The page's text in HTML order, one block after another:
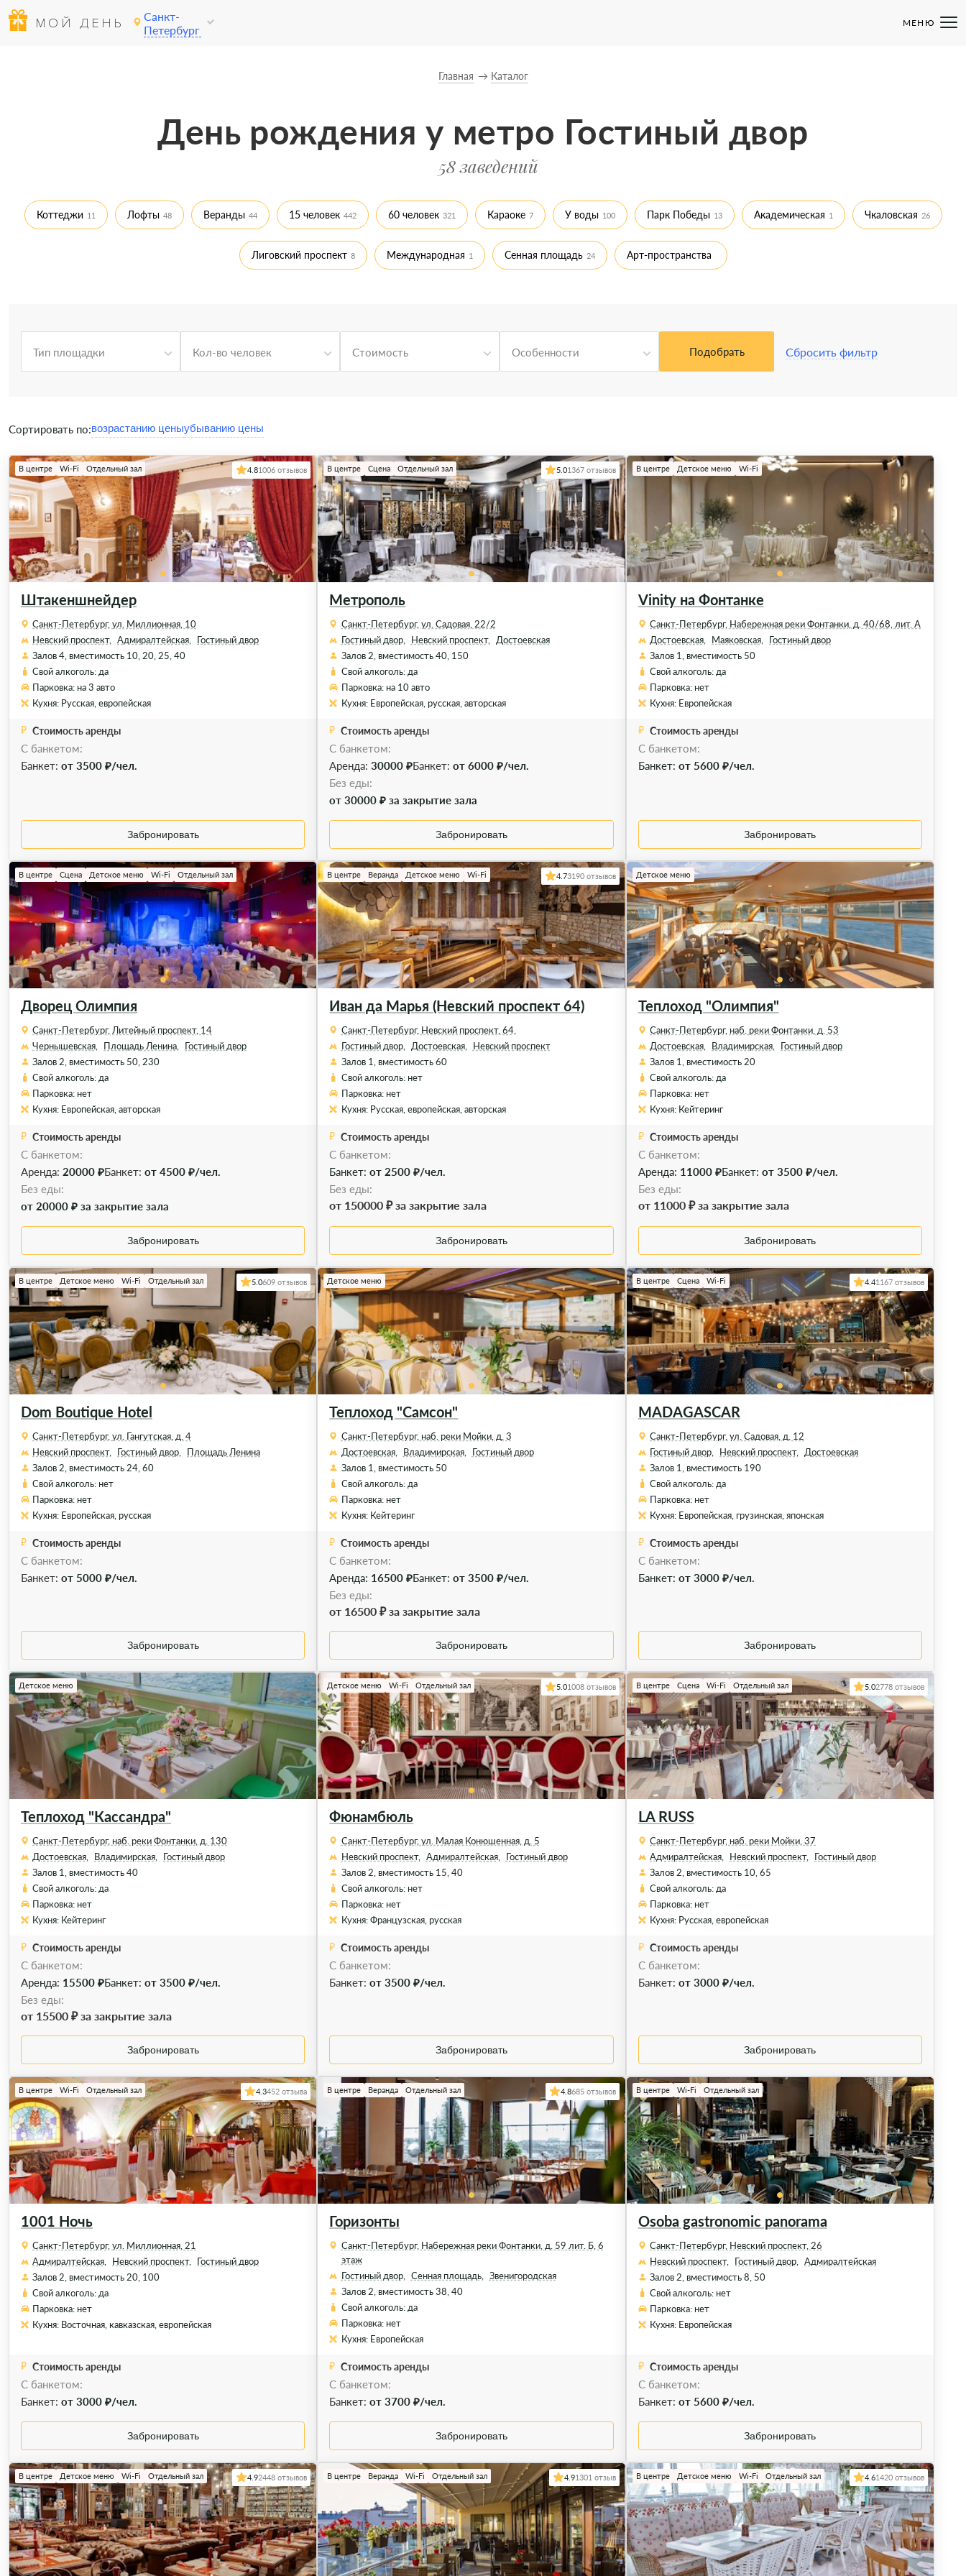
МОЙ ДЕНЬ
Санкт-
Петербург
МЕНЮ
Главная Каталог
День рождения у метро Гостиный двор
58 заведений
Коттеджи 11 Лофты 48 Веранды 44 15 человек 442 60 человек 321 Караоке 7 У воды 100 Парк Победы 13 Академическая 1 Чкаловская 26
Лиговский проспект 8 Международная 1 Сенная площадь 24 Арт-пространства
Тип площадки Кол-во человек Стоимость Особенности Подобрать Сбросить фильтр
Сортировать по:
Штакеншнейдер
В центре Wi-Fi Отдельный зал 4.81006 отзывов
Санкт-Петербург, ул. Миллионная, 10
Невский проспект,
Адмиралтейская,
Гостиный двор
Залов 4, вместимость 10, 20, 25, 40
Свой алкоголь: да
Парковка: на 3 авто
Кухня: Русская, европейская
Стоимость аренды
С банкетом:
Банкет: от 3500 ₽/чел.
Забронировать
Метрополь
В центре Сцена Отдельный зал 5.01367 отзывов
Санкт-Петербург, ул. Садовая, 22/2
Гостиный двор,
Невский проспект,
Достоевская
Залов 2, вместимость 40, 150
Свой алкоголь: да
Парковка: на 10 авто
Кухня: Европейская, русская, авторская
Стоимость аренды
С банкетом:
Аренда:30000 ₽Банкет:от 6000 ₽/чел.
Без еды:
от 30000 ₽ за закрытие зала
Забронировать
Vinity на Фонтанке
В центре Детское меню Wi-Fi
Санкт-Петербург, Набережная реки Фонтанки, д. 40/68, лит. А
Достоевская,
Маяковская,
Гостиный двор
Залов 1, вместимость 50
Свой алкоголь: да
Парковка: нет
Кухня: Европейская
Стоимость аренды
C банкетом:
Банкет: от 5600 ₽/чел.
Забронировать
Дворец Олимпия
В центре Сцена Детское меню Wi-Fi Отдельный зал
Санкт-Петербург, Литейный проспект, 14
Чернышевская,
Площадь Ленина,
Гостиный двор
Залов 2, вместимость 50, 230
Свой алкоголь: да
Парковка: нет
Кухня: Европейская, авторская
Стоимость аренды
С банкетом:
Аренда: 20000 ₽Банкет: от 4500 ₽/чел.
Без еды:
от 20000 ₽ за закрытие зала
Забронировать
Иван да Марья (Невский проспект 64)
В центре Веранда Детское меню Wi-Fi 4.73190 отзывов
Санкт-Петербург, Невский проспект, 64,
Гостиный двор,
Достоевская,
Невский проспект
Залов 1, вместимость 60
Свой алкоголь: нет
Парковка: нет
Кухня: Русская, европейская, авторская
Стоимость аренды
C банкетом:
Банкет:от 2500 ₽/чел.
Без еды:
от 150000 ₽ за закрытие зала
Забронировать
Теплоход "Олимпия"
Детское меню
Санкт-Петербург, наб. реки Фонтанки, д. 53
Достоевская,
Владимирская,
Гостиный двор
Залов 1, вместимость 20
Свой алкоголь: да
Парковка: нет
Кухня: Кейтеринг
Стоимость аренды
C банкетом:
Аренда: 11000 ₽Банкет: от 3500 ₽/чел.
Без еды:
от 11000 ₽ за закрытие зала
Забронировать
Dom Boutique Hotel
В центре Детское меню Wi-Fi Отдельный зал 5.0609 отзывов
Санкт-Петербург, ул. Гангутская, д. 4
Невский проспект,
Гостиный двор,
Площадь Ленина
Залов 2, вместимость 24, 60
Свой алкоголь: нет
Парковка: нет
Кухня: Европейская, русская
Стоимость аренды
С банкетом:
Банкет: от 5000 ₽/чел.
Забронировать
Теплоход "Самсон"
Детское меню
Санкт-Петербург, наб. реки Мойки, д. 3
Достоевская,
Владимирская,
Гостиный двор
Залов 1, вместимость 50
Свой алкоголь: да
Парковка: нет
Кухня: Кейтеринг
Стоимость аренды
C банкетом:
Аренда: 16500 ₽Банкет:от 3500 ₽/чел.
Без еды:
от 16500 ₽ за закрытие зала
Забронировать
MADAGASCAR
В центре Сцена Wi-Fi 4.41167 отзывов
Санкт-Петербург, ул. Садовая, д. 12
Гостиный двор,
Невский проспект,
Достоевская
Залов 1, вместимость 190
Свой алкоголь: да
Парковка: нет
Кухня: Европейская, грузинская, японская
Стоимость аренды
C банкетом:
Банкет: от 3000 ₽/чел.
Забронировать
Теплоход "Кассандра"
Детское меню
Санкт-Петербург, наб. реки Фонтанки, д. 130
Достоевская,
Владимирская,
Гостиный двор
Залов 1, вместимость 40
Свой алкоголь: да
Парковка: нет
Кухня: Кейтеринг
Стоимость аренды
C банкетом:
Аренда: 15500 ₽Банкет: от 3500 ₽/чел.
Без еды:
от 15500 ₽ за закрытие зала
Забронировать
Фюнамбюль
Детское меню Wi-Fi Отдельный зал 5.01008 отзывов
Санкт-Петербург, ул. Малая Конюшенная, д. 5
Невский проспект,
Адмиралтейская,
Гостиный двор
Залов 2, вместимость 15, 40
Свой алкоголь: нет
Парковка: нет
Кухня: Французская, русская
Стоимость аренды
С банкетом:
Банкет:от 3500 ₽/чел.
Забронировать
LA RUSS
В центре Сцена Wi-Fi Отдельный зал 5.02778 отзывов
Санкт-Петербург, наб. реки Мойки, 37
Адмиралтейская,
Невский проспект,
Гостиный двор
Залов 2, вместимость 10, 65
Свой алкоголь: да
Парковка: нет
Кухня: Русская, европейская
Стоимость аренды
С банкетом:
Банкет: от 3000 ₽/чел.
Забронировать
1001 Ночь
В центре Wi-Fi Отдельный зал 4.3452 отзыва
Санкт-Петербург, ул. Миллионная, 21
Адмиралтейская,
Невский проспект,
Гостиный двор
Залов 2, вместимость 20, 100
Свой алкоголь: да
Парковка: нет
Кухня: Восточная, кавказская, европейская
Стоимость аренды
С банкетом:
Банкет: от 3000 ₽/чел.
Забронировать
Горизонты
В центре Веранда Отдельный зал 4.8685 отзывов
Санкт-Петербург, Набережная реки Фонтанки, д. 59 лит. Б, 6
этаж
Гостиный двор,
Сенная площадь,
Звенигородская
Залов 2, вместимость 38, 40
Свой алкоголь: да
Парковка: нет
Кухня: Европейская
Стоимость аренды
С банкетом:
Банкет:от 3700 ₽/чел.
Забронировать
Osoba gastronomic panorama
В центре Wi-Fi Отдельный зал
Санкт-Петербург, Невский проспект, 26
Невский проспект,
Гостиный двор,
Адмиралтейская
Залов 2, вместимость 8, 50
Свой алкоголь: нет
Парковка: нет
Кухня: Европейская
Стоимость аренды
С банкетом:
Банкет: от 5600 ₽/чел.
Забронировать
В центре Детское меню Wi-Fi Отдельный зал 4.92448 отзывов В центре Веранда Wi-Fi Отдельный зал 4.91301 отзыв В центре Детское меню Wi-Fi Отдельный зал 4.61420 отзывов